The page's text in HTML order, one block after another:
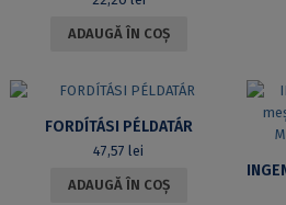
ADAUGĂ ÎN COȘ
FORDÍTÁSI PÉLDATÁR
47,57lei
ADAUGĂ ÎN COȘ